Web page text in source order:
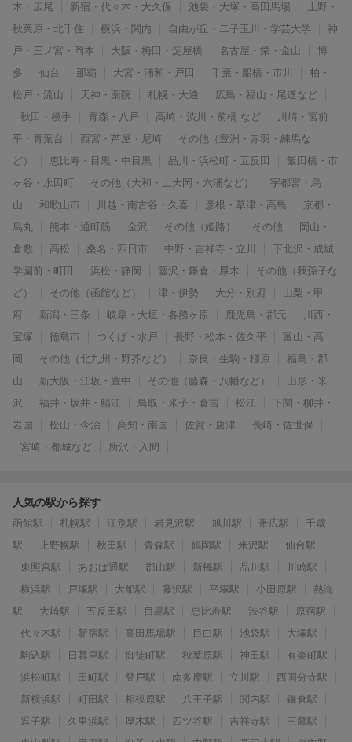
木・広尾
新宿・代々木・大久保 池袋・大塚・高田馬場
上野・
秋葉原・北千住
横浜・関内 自由が丘・二子玉川・学芸大学
神
戸・三ノ宮・岡本
大阪・梅田・淀屋橋 名古屋・栄・金山
博
多
仙台 那覇 大宮・浦和・戸田 千葉・船橋・市川
柏・
松戸・流山
天神・薬院 札幌・大通
広島・福山・尾道など
秋田・横手
青森・八戸 高崎・渋川・前橋 など
川崎・宮前
平・青葉台
西宮・芦屋・尼崎
その他（豊洲・赤羽・練馬な
ど）
恵比寿・目黒・中目黒 品川・浜松町・五反田
飯田橋・市
ヶ谷・永田町
その他（大和・上大岡・六浦など）
宇都宮・烏
山
和歌山市 川越・南古谷・久喜 彦根・草津・高島
京都・
烏丸
熊本・通町筋 金沢 その他（姫路） その他
岡山・
倉敷
高松 桑名・四日市 中野・吉祥寺・立川
下北沢・成城
学園前・町田
浜松・静岡 藤沢・鎌倉・厚木
その他（我孫子な
ど）
その他（函館など） 津・伊勢 大分・別府
山梨・甲
府
新潟・三条 岐阜・大垣・各務ヶ原 鹿児島・郡元
川西・
宝塚
徳島市 つくば・水戸 長野・松本・佐久平
富山・高
岡
その他（北九州・野芥など） 奈良・生駒・橿原
福島・郡
山
新大阪・江坂・豊中 その他（藤森・八幡など）
山形・米
沢
福井・坂井・鯖江 鳥取・米子・倉吉 松江
下関・柳井・
岩国
松山・今治 高知・南国 佐賀・唐津
長崎・佐世保
宮崎・都城など
所沢・入間
人気の駅から探す
函館駅 札幌駅 江別駅 岩見沢駅 旭川駅 帯広駅
千歳
駅
上野幌駅 秋田駅 青森駅 鶴岡駅 米沢駅
仙台駅
東照宮駅
あおば通駅 郡山駅 新橋駅 品川駅
川崎駅
横浜駅
戸塚駅 大船駅 藤沢駅 平塚駅 小田原駅
熱海
駅
大崎駅 五反田駅 目黒駅 恵比寿駅 渋谷駅
原宿駅
代々木駅
新宿駅 高田馬場駅 目白駅 池袋駅
大塚駅
駒込駅
日暮里駅 御徒町駅 秋葉原駅 神田駅
有楽町駅
浜松町駅
田町駅 登戸駅 南多摩駅 立川駅
西国分寺駅
新横浜駅
町田駅 相模原駅 八王子駅 関内駅
鎌倉駅
逗子駅
久里浜駅 厚木駅 四ツ谷駅 吉祥寺駅
三鷹駅